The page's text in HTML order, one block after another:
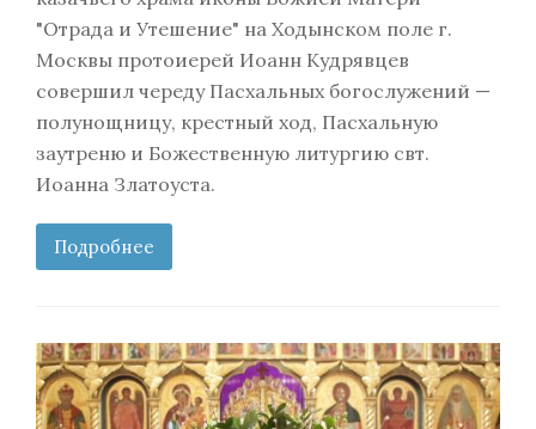
"Отрада и Утешение" на Ходынском поле г.
Москвы протоиерей Иоанн Кудрявцев
совершил череду Пасхальных богослужений —
полунощницу, крестный ход, Пасхальную
заутреню и Божественную литургию свт.
Иоанна Златоуста.
Подробнее